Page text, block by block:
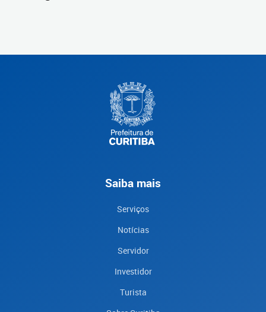
Saiba mais
Serviços
Notícias
Servidor
Investidor
Turista